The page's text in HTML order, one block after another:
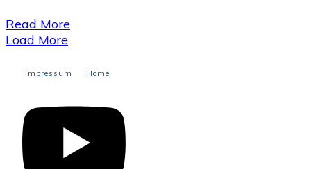
​Read More
Load More
Impressum Home